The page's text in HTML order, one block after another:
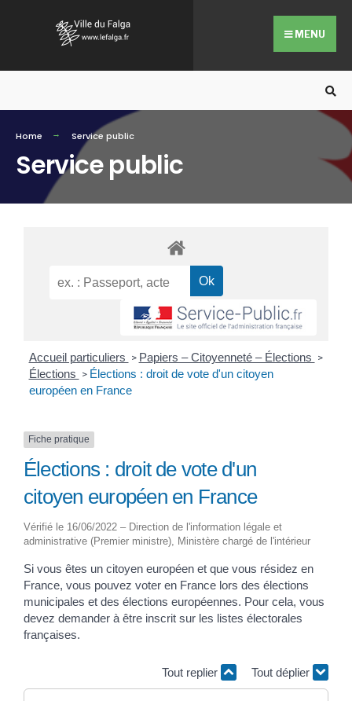
MENU
Home Service public
Service public
Accueil particuliers > Papiers – Citoyenneté – Élections >
Élections > Élections : droit de vote d'un citoyen
européen en France
Fiche pratique
Élections : droit de vote d'un
citoyen européen en France
Vérifié le 16/06/2022 – Direction de l'information légale et
administrative (Premier ministre), Ministère chargé de l'intérieur
Si vous êtes un citoyen européen et que vous résidez en
France, vous pouvez voter en France lors des élections
municipales et des élections européennes. Pour cela, vous
devez demander à être inscrit sur les listes électorales
françaises.
Tout replier Tout déplier